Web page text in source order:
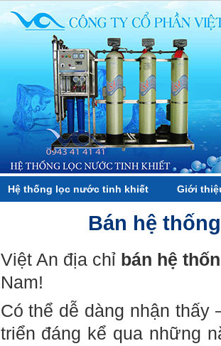
Hệ thống lọc nước tinh khiết Giới
Bán hệ
Việt An địa chỉ bán hệ
Nam!
Có thể dễ dàng nhận
triển đáng kể qua những